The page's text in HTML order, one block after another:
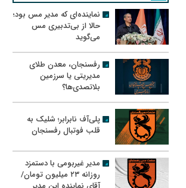
نماینده‌ای که مدیر مس بود؛
حالا از بی‌تدبیری مس
می‌گوید
رفسنجان، معدن طلای
مدیریتی یا سرزمین
بلاتصدی‌ها؟
پلی‌آف نابرابر؛ شلیک به
قلب فوتبال رفسنجان
مدیر غیربومی با دستمزد
روزانه ۲۳ میلیون تومان/